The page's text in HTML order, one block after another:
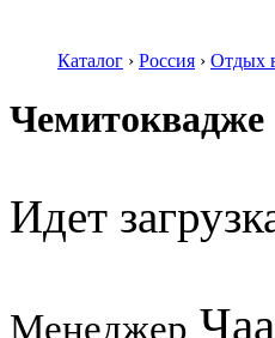
Каталог › Россия › Отдых
Чемитоквадже
Идет
Менеджер